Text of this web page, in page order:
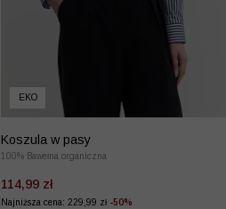
EKO
Koszula w pasy
100% Bawełna organiczna
114,99 zł
Najniższa cena: 229,99 zł -50%